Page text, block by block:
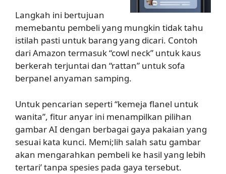
Langkah ini bertujuan
memebantu pembeli yang mungkin tidak tahu
istilah pasti untuk barang yang dicari. Contoh
dari Amazon termasuk “cowl neck” untuk kaus
berkerah terjuntai dan “rattan” untuk sofa
berpanel anyaman samping.
Untuk pencarian seperti “kemeja flanel untuk
wanita”, fitur anyar ini menampilkan pilihan
gambar AI dengan berbagai gaya pakaian yang
sesuai kata kunci. Memi;lih salah satu gambar
akan mengarahkan pembeli ke hasil yang lebih
tertari’ tanpa spesies pada gaya tersebut.